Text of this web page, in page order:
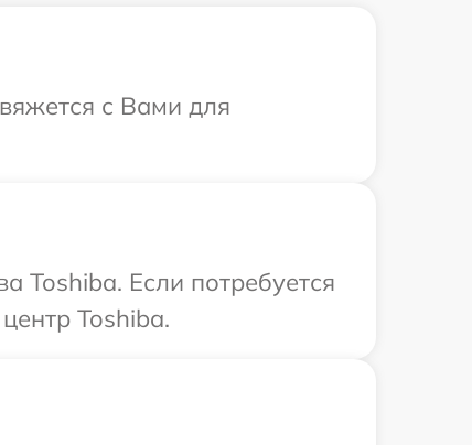
с Вами для
Toshiba. Если потребуется
Toshiba.